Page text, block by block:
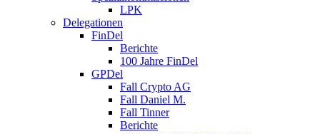
LPK
Delegationen
FinDel
Berichte
100 Jahre FinDel
GPDel
Fall Crypto AG
Fall Daniel M.
Fall Tinner
Berichte